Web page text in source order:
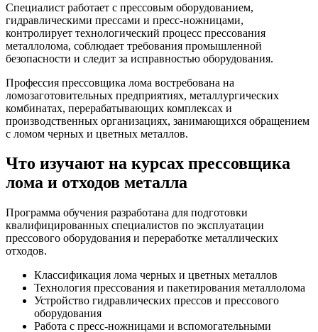
Специалист работает с прессовым оборудованием,
гидравлическими прессами и пресс-ножницами,
контролирует технологический процесс прессования
металлолома, соблюдает требования промышленной
безопасности и следит за исправностью оборудования.
Профессия прессовщика лома востребована на
ломозаготовительных предприятиях, металлургических
комбинатах, перерабатывающих комплексах и
производственных организациях, занимающихся обращением
с ломом черных и цветных металлов.
Что изучают на курсах прессовщика
лома и отходов металла
Программа обучения разработана для подготовки
квалифицированных специалистов по эксплуатации
прессового оборудования и переработке металлических
отходов.
Классификация лома черных и цветных металлов
Технология прессования и пакетирования металлолома
Устройство гидравлических прессов и прессового
оборудования
Работа с пресс-ножницами и вспомогательными